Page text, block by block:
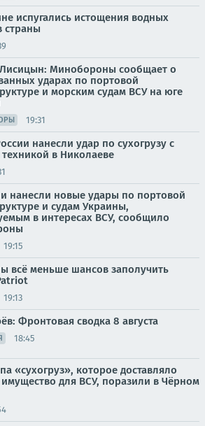
испугались истощения водных
страны
Лисицын: Минобороны сообщает о
ударах по портовой
и морским судам ВСУ на юге
19:31
нанесли удар по сухогрузу с
в Николаеве
нанесли новые удары по портовой
и судам Украины,
в интересах ВСУ, сообщило
19:15
всё меньше шансов заполучить
19:13
Фронтовая сводка 8 августа
18:45
«сухогруз», которое доставляло
для ВСУ, поразили в Чёрном